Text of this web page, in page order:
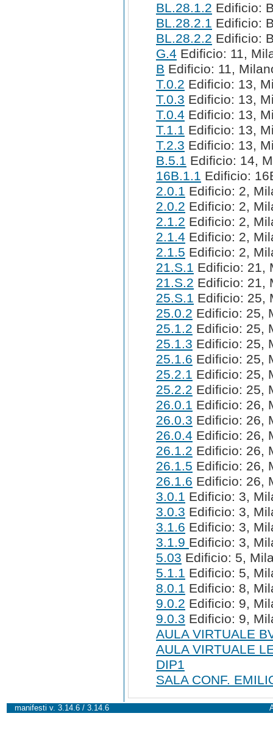
BL.28.1.2 Edificio:
BL.28.2.1 Edificio:
BL.28.2.2 Edificio:
G.4 Edificio: 11,
B Edificio: 11,
T.0.2 Edificio: 13,
T.0.3 Edificio: 13,
T.0.4 Edificio: 13,
T.1.1 Edificio: 13,
T.2.3 Edificio: 13,
B.5.1 Edificio: 14,
16B.1.1 Edificio:
2.0.1 Edificio: 2,
2.0.2 Edificio: 2,
2.1.2 Edificio: 2,
2.1.4 Edificio: 2,
2.1.5 Edificio: 2,
21.S.1 Edificio: 21,
21.S.2 Edificio: 21,
25.S.1 Edificio: 25,
25.0.2 Edificio: 25,
25.1.2 Edificio: 25,
25.1.3 Edificio: 25,
25.1.6 Edificio: 25,
25.2.1 Edificio: 25,
25.2.2 Edificio: 25,
26.0.1 Edificio: 26,
26.0.3 Edificio: 26,
26.0.4 Edificio: 26,
26.1.2 Edificio: 26,
26.1.5 Edificio: 26,
26.1.6 Edificio: 26,
3.0.1 Edificio: 3,
3.0.3 Edificio: 3,
3.1.6 Edificio: 3,
3.1.9 Edificio: 3,
5.03 Edificio: 5,
5.1.1 Edificio: 5,
8.0.1 Edificio: 8,
9.0.2 Edificio: 9,
9.0.3 Edificio: 9,
AULA VIRTUALE
AULA VIRTUALE
DIP1
SALA CONF.
manifesti v. 3.14.6 / 3.14.6